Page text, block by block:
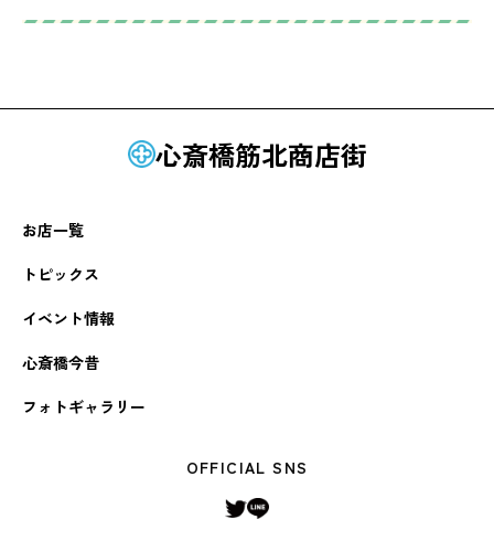
心斎橋筋北商店街
お店一覧
トピックス
イベント情報
心斎橋今昔
フォトギャラリー
OFFICIAL SNS